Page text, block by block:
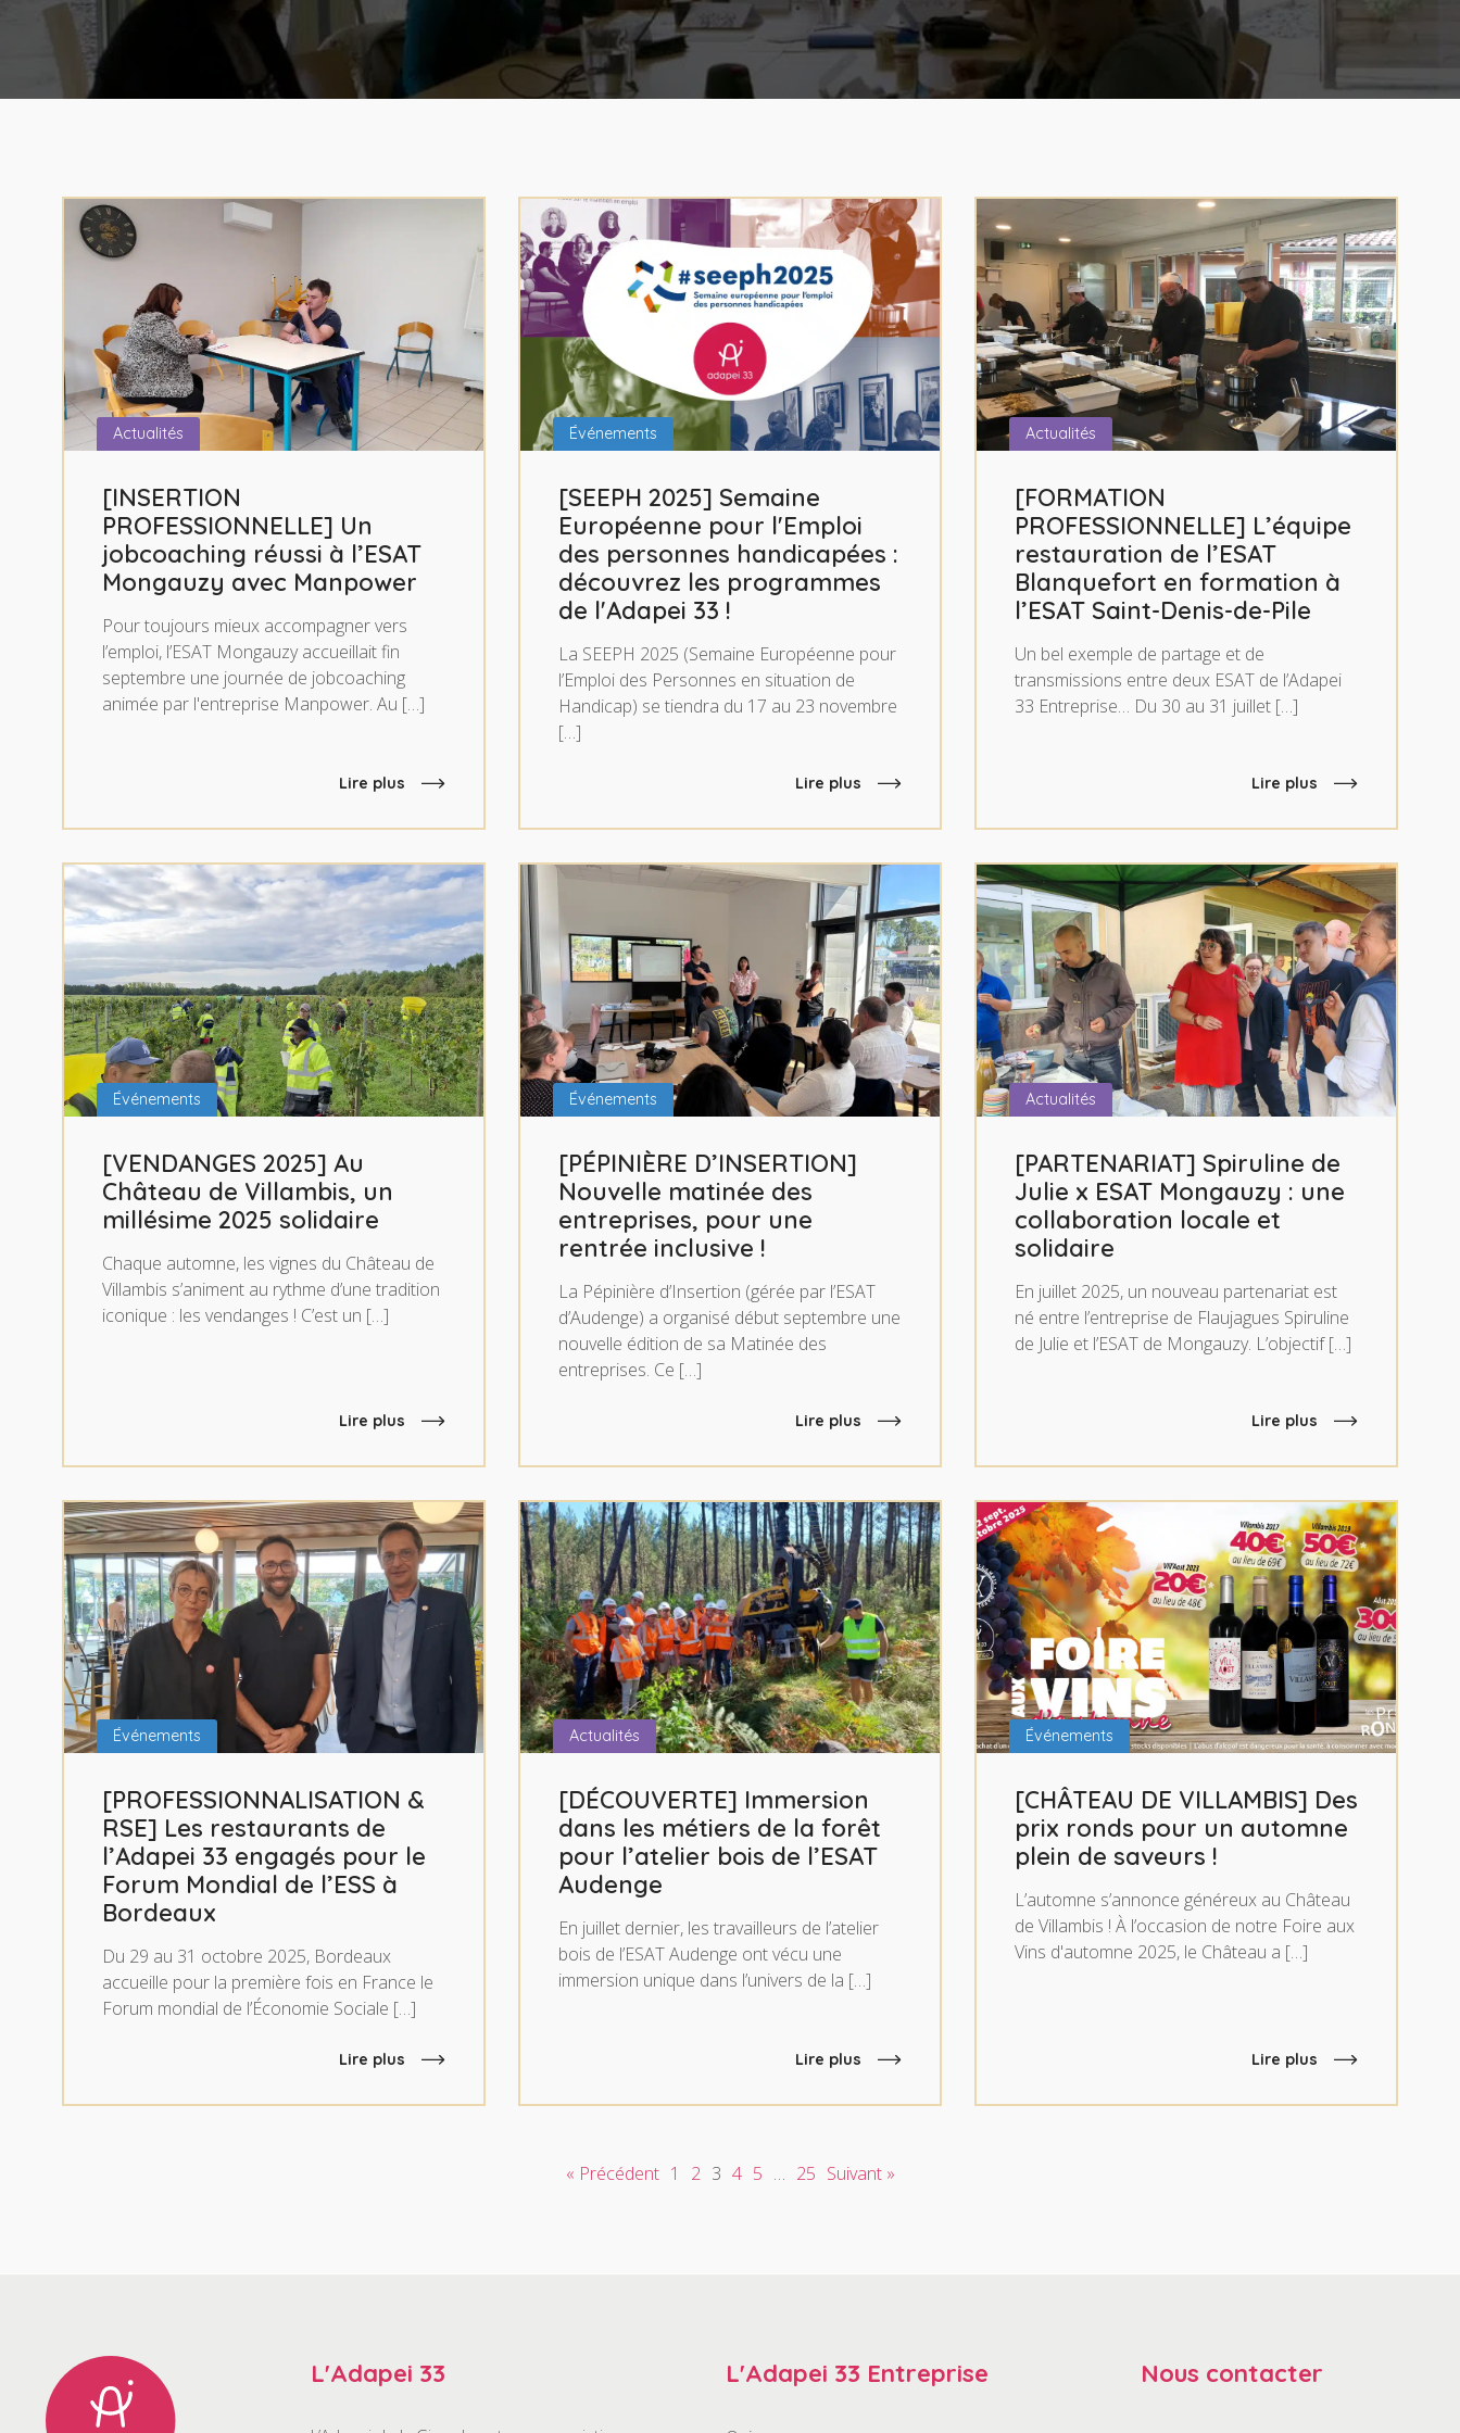
Vigne et vin
Prestations viticoles
logistique, stockage
Travaux paysagers
Jardineries & serres
Bois de feu
Actualités
[INSERTION
PROFESSIONNELLE] Un
jobcoaching réussi à l’ESAT
Mongauzy avec Manpower
Pour toujours mieux accompagner vers
l’emploi, l’ESAT Mongauzy accueillait fin
septembre une journée de jobcoaching
animée par l'entreprise Manpower. Au […]
Lire plus
Événements
[SEEPH 2025] Semaine
Européenne pour l'Emploi
des personnes handicapées :
découvrez les programmes
de l'Adapei 33 !
La SEEPH 2025 (Semaine Européenne pour
l’Emploi des Personnes en situation de
Handicap) se tiendra du 17 au 23 novembre
[…]
Lire plus
Actualités
[FORMATION
PROFESSIONNELLE] L’équipe
restauration de l’ESAT
Blanquefort en formation à
l’ESAT Saint-Denis-de-Pile
Un bel exemple de partage et de
transmissions entre deux ESAT de l’Adapei
33 Entreprise… Du 30 au 31 juillet […]
Lire plus
Événements
[VENDANGES 2025] Au
Château de Villambis, un
millésime 2025 solidaire
Chaque automne, les vignes du Château de
Villambis s’animent au rythme d’une tradition
iconique : les vendanges ! C’est un […]
Lire plus
Événements
[PÉPINIÈRE D’INSERTION]
Nouvelle matinée des
entreprises, pour une
rentrée inclusive !
La Pépinière d’Insertion (gérée par l’ESAT
d’Audenge) a organisé début septembre une
nouvelle édition de sa Matinée des
entreprises. Ce […]
Lire plus
Actualités
[PARTENARIAT] Spiruline de
Julie x ESAT Mongauzy : une
collaboration locale et
solidaire
En juillet 2025, un nouveau partenariat est
né entre l’entreprise de Flaujagues Spiruline
de Julie et l’ESAT de Mongauzy. L’objectif […]
Lire plus
Événements
[PROFESSIONNALISATION &
RSE] Les restaurants de
l’Adapei 33 engagés pour le
Forum Mondial de l’ESS à
Bordeaux
Du 29 au 31 octobre 2025, Bordeaux
accueille pour la première fois en France le
Forum mondial de l’Économie Sociale […]
Lire plus
Actualités
[DÉCOUVERTE] Immersion
dans les métiers de la forêt
pour l’atelier bois de l’ESAT
Audenge
En juillet dernier, les travailleurs de l’atelier
bois de l’ESAT Audenge ont vécu une
immersion unique dans l’univers de la […]
Lire plus
Événements
[CHÂTEAU DE VILLAMBIS] Des
prix ronds pour un automne
plein de saveurs !
L’automne s’annonce généreux au Château
de Villambis ! À l’occasion de notre Foire aux
Vins d'automne 2025, le Château a […]
Lire plus
« Précédent 1 2 3 4 5 … 25 Suivant »
L'Adapei 33 L'Adapei 33 Entreprise Nous contacter